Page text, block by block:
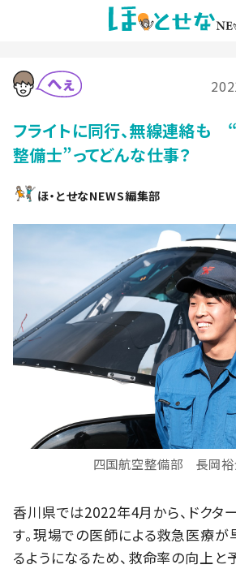
フライトに同行、無線連絡も
整備士”ってどんな仕事？
ほ・とせなNEWS編集部
四国航空整備部 長岡裕
香川県では2022年4月から、ドクタ
す。現場での医師による救急医療
るようになるため、救命率の向上